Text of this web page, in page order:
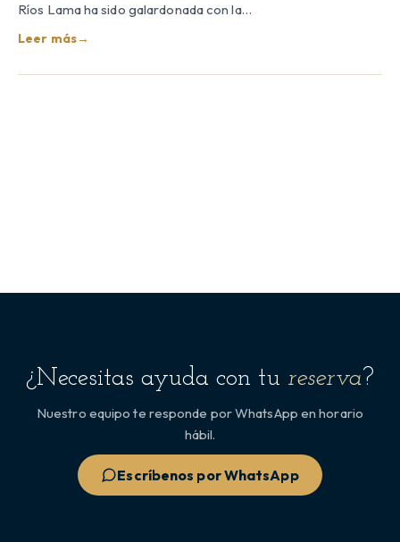
Ríos Lama ha sido galardonada con la…
Leer más→
¿Necesitas ayuda con tu reserva?
Nuestro equipo te responde por WhatsApp en horario
hábil.
Escríbenos por WhatsApp